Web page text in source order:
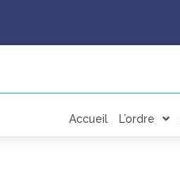
Accueil L’ordre